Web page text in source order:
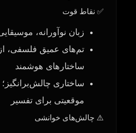
✅ نقاط قوت
زبان نوآورانه،
تم‌های عمیق فلسفی،
ساختارهای هوشمند
ساختاری
موقعیتی برای تفسیر
⚠️ چالش‌های خوانشی